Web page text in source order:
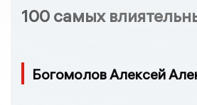
100 самых
Богомолов Алексей